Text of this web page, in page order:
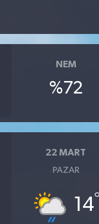
NEM
%72
22 MART
PAZAR
14°